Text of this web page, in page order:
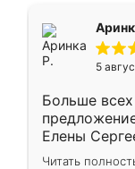
5
Больше
Елены
короткие
Читать